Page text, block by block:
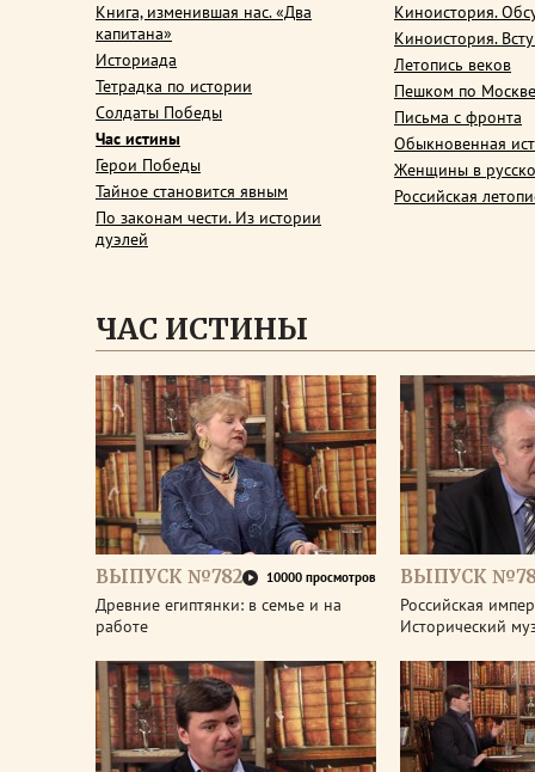
Книга, изменившая нас. «Два
капитана»
Историада
Тетрадка по истории
Солдаты Победы
Час истины
Герои Победы
Тайное становится явным
По законам чести. Из истории
дуэлей
Киноистория.
Киноистория.
Летопись веков
Пешком по Москве
Письма с фронта
Обыкновенная
Женщины в
Российская
ЧАС ИСТИНЫ
ВЫПУСК №782 10000 просмотров
Древние египтянки: в семье и на
работе
ВЫПУСК
Российская
Исторический